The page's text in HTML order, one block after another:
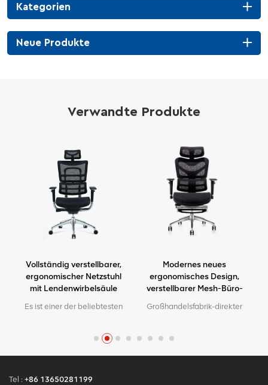
Kategorien
Neue Produkte
Verwandte Produkte
Vollständig verstellbarer,
ergonomischer Netzstuhl
mit Lendenwirbelsäule
Es ist einer der beliebtesten
aber mit freundlichem Preis.
Modernes neues
ergonomisches Design,
verstellbarer Mesh-Büro-
Großhandelsfabrik-direkter
greifenstuhl MOQ ist EIN
Stück, große Quantität mit
Tel : +86 13650281199